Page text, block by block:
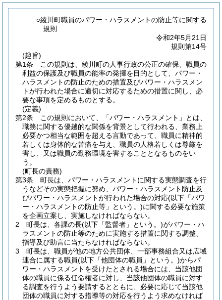
○綾川町職員のパワー・ハラスメントの防止等に関する
規則
令和2年5月21日
規則第14号
(趣旨)
第1条
この規則は、綾川町の人事行政の公正の確保、職員の
利益の保護及び職員の能率の発揮を目的として、パワー・
ハラスメントの防止のための措置及びパワー・ハラスメン
トが行われた場合に適切に対応するための措置に関し、必
要な事項を定めるものとする。
(定義)
第2条
この規則において、「パワー・ハラスメント」とは、
職務に関する優越的な関係を背景として行われる、業務上
必要かつ相当な範囲を超える言動であって、職員に精神的
若しくは身体的な苦痛を与え、職員の人格若しくは尊厳を
害し、又は職員の勤務環境を害することとなるものをい
う。
(町長の責務)
第3条
町長は、パワー・ハラスメントに関する実態調査を行
うなどその実態把握に努め、パワー・ハラスメント防止及
びパワー・ハラスメントが行われた場合の対応(以下「パワ
ー・ハラスメントの防止等」という。)に関する必要な施策
を企画立案し、実施しなければならない。
2
町長は、各課の長(以下「監督者」という。)がパワー・ハ
ラスメントの防止等のために実施する措置に関する調整、
指導及び助言に当たらなければならない。
3
町長は、職員が他の地方公共団体、一部事務組合又は広域
連合に属する職員(以下「他団体の職員」という。)からパ
ワー・ハラスメントを受けたとされる場合には、当該他団
体の職員に係る任命権者に対し、当該他団体の職員に対す
る調査を行うよう要請するとともに、必要に応じて当該他
団体の職員に対する指導等の対応を行うよう求めなければ